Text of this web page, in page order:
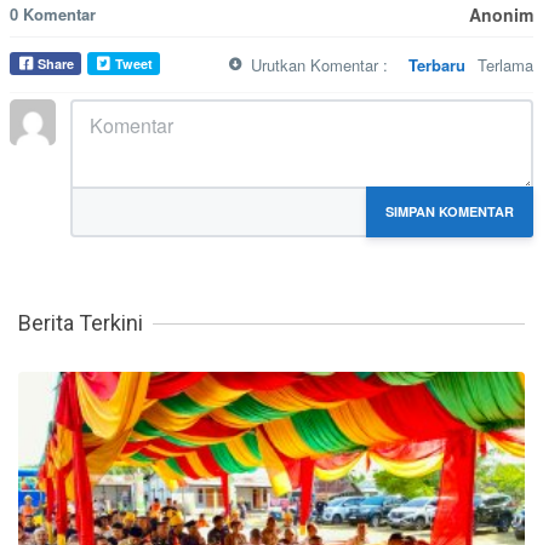
0 Komentar Anonim
Share Tweet Urutkan Komentar : Terbaru Terlama
SIMPAN KOMENTAR
Berita Terkini